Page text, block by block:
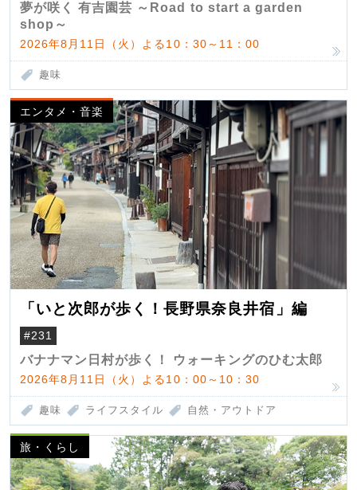
夢が咲く 有吉園芸 ～Road to start a garden
shop～
2026年8月11日（火）よる10：30～11：00
趣味
エンタメ・音楽
「いと次郎が歩く！長野県奈良井宿」編
#231
バナナマン日村が歩く！ ウォーキングのひむ太郎
2026年8月11日（火）よる10：00～10：30
趣味 ライフスタイル 自然・アウトドア
旅・くらし